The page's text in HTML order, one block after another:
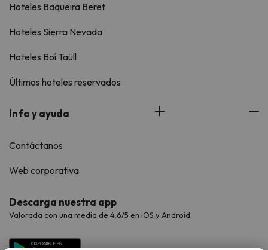
Hoteles Baqueira Beret
Hoteles Sierra Nevada
Hoteles Boí Taüll
Últimos hoteles reservados
Info y ayuda
Contáctanos
Web corporativa
Descarga nuestra app
Valorada con una media de 4,6/5 en iOS y Android.